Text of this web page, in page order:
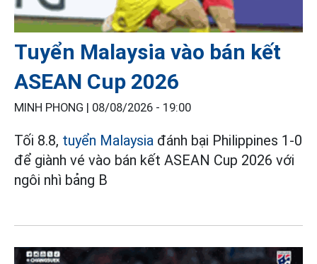
Tuyển Malaysia vào bán kết
ASEAN Cup 2026
MINH PHONG | 08/08/2026 - 19:00
Tối 8.8, tuyển Malaysia đánh bại Philippines 1-0
để giành vé vào bán kết ASEAN Cup 2026 với
ngôi nhì bảng B